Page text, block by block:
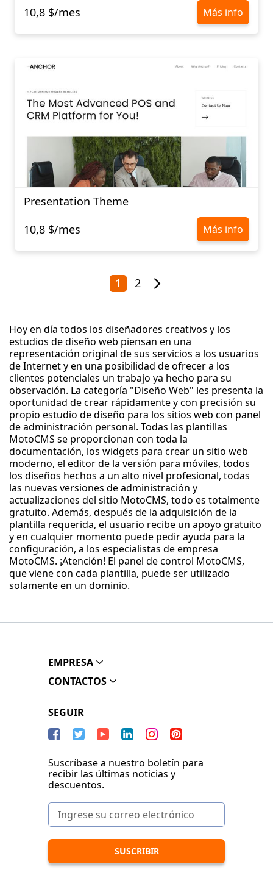
10,8 $/mes
Más info
Presentation Theme
10,8 $/mes
Más info
1 2
Hoy en día todos los diseñadores creativos y los
estudios de diseño web piensan en una
representación original de sus servicios a los usuarios
de Internet y en una posibilidad de ofrecer a los
clientes potenciales un trabajo ya hecho para su
observación. La categoría "Diseño Web" les presenta la
oportunidad de crear rápidamente y con precisión su
propio estudio de diseño para los sitios web con panel
de administración personal. Todas las plantillas
MotoCMS se proporcionan con toda la
documentación, los widgets para crear un sitio web
moderno, el editor de la versión para móviles, todos
los diseños hechos a un alto nivel profesional, todas
las nuevas versiones de administración y
actualizaciones del sitio MotoCMS, todo es totalmente
gratuito. Además, después de la adquisición de la
plantilla requerida, el usuario recibe un apoyo gratuito
y en cualquier momento puede pedir ayuda para la
configuración, a los especialistas de empresa
MotoCMS. ¡Atención! El panel de control MotoCMS,
que viene con cada plantilla, puede ser utilizado
solamente en un dominio.
EMPRESA
CONTACTOS
SEGUIR
Suscríbase a nuestro boletín para
recibir las últimas noticias y
descuentos.